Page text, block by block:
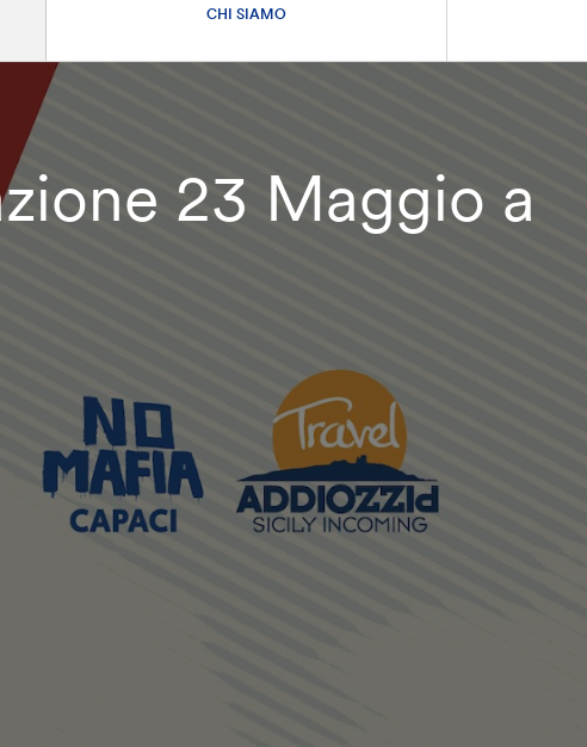
CHI SIAMO
23 Maggio a